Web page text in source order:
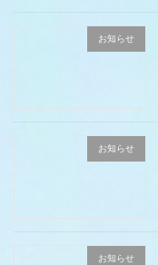
ジ
お知らせ
お知らせ
お知らせ